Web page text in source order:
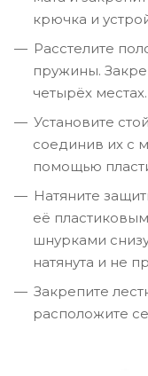
крючка и
Расстелите
пружины.
четырёх местах.
Установите
соединив их с
помощью
Натяните
её
шнурками
натянута и не
Закрепите
расположите